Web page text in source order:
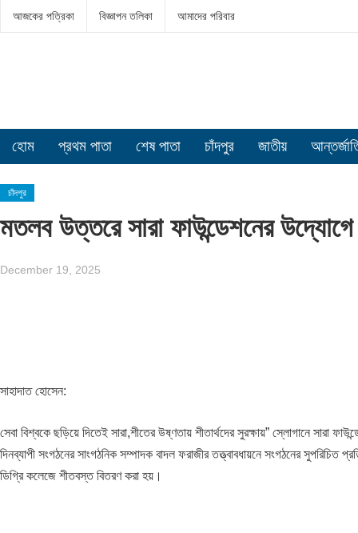
আজকের পত্রিকা বিজ্ঞাপন তলিকা আমাদের পরিবার
হোম প্রথম পাতা শেষ পাতা চাঁদপুর জাতীয়
চাঁদপুর
মতলব উত্তরে সারা ফাউন্ডেশনের উদ্যোগে
December 19, 2025
সাহাদাত হোসেন:
সেবা বিশ্বকে ছড়িয়ে দিতেই সারা,শীতের উষ্ণতায় শীতার্থদের সুরক্ষায়” স্লোগানে সারা
দিনব্যাপী সংগঠনের সাংগঠনিক সম্পাদক বাদল ফরাজীর তত্ত্বাবধায়নে সংগঠনের
ডিগ্রি কলেজে শীতবস্ত বিতরণ করা হয়।